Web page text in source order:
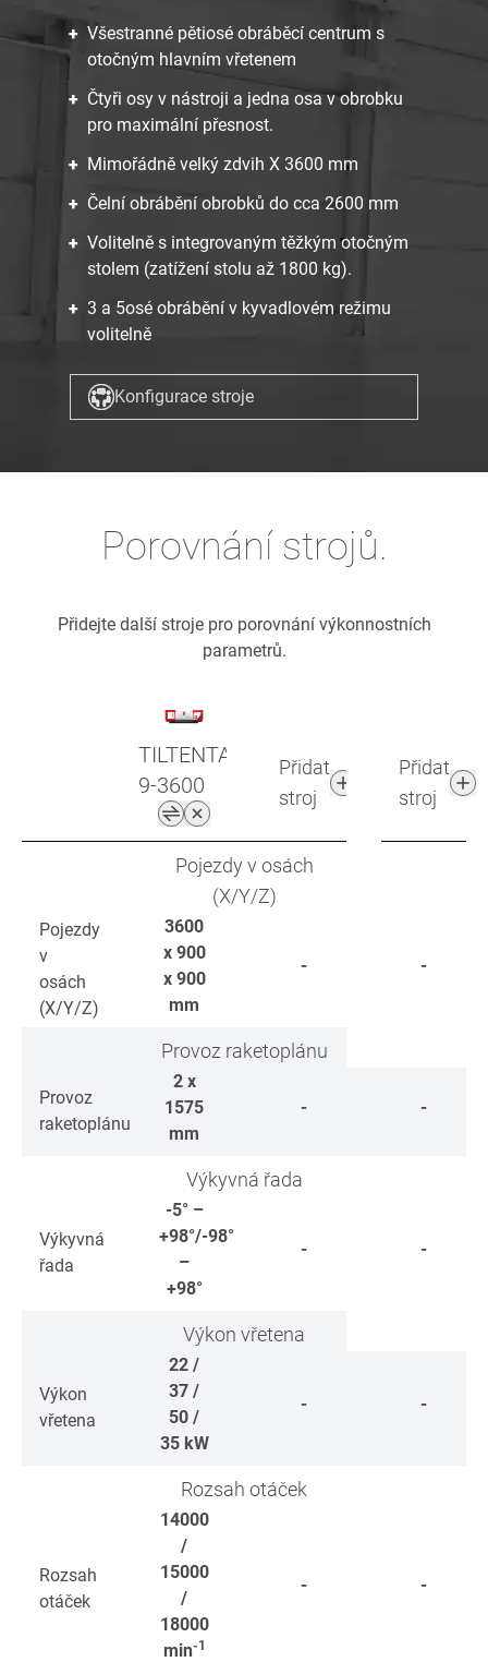
Všestranné pětiosé obráběcí centrum s
otočným hlavním vřetenem
Čtyři osy v nástroji a jedna osa v obrobku
pro maximální přesnost.
Mimořádně velký zdvih X 3600 mm
Čelní obrábění obrobků do cca 2600 mm
Volitelně s integrovaným těžkým otočným
stolem (zatížení stolu až 1800 kg).
3 a 5osé obrábění v kyvadlovém režimu
volitelně
Konfigurace stroje
Porovnání strojů.
Přidejte další stroje pro porovnání výkonnostních
parametrů.
TILTENTA
9-3600
Přidat
stroj
Přidat
stroj
Pojezdy v osách
(X/Y/Z)
Pojezdy
v
osách
(X/Y/Z)
3600
x 900
x 900
mm
- -
Provoz raketoplánu
Provoz
raketoplánu
2 x
1575
mm
- -
Výkyvná řada
Výkyvná
řada
-5° –
+98°/-98°
–
+98°
- -
Výkon vřetena
Výkon
vřetena
22 /
37 /
50 /
35 kW
- -
Rozsah otáček
Rozsah
otáček
14000
/
15000
/
18000
min-1
- -